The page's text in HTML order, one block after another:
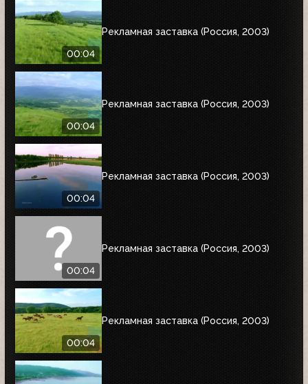
00:04
Рекламная заставка (Россия, 2003)
00:04
Рекламная заставка (Россия, 2003)
00:04
Рекламная заставка (Россия, 2003)
00:04
Рекламная заставка (Россия, 2003)
00:04
Рекламная заставка (Россия, 2003)